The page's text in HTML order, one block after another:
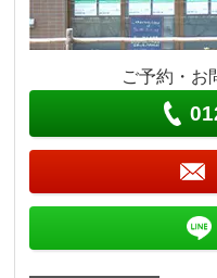
ご予約・お